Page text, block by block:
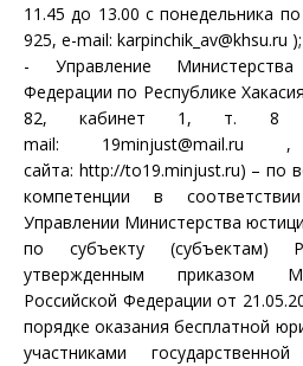
11.45 до 13.00 с понедельника
925, e-mail: karpinchik_av@khsu.ru );
- Управление
Федерации по Республике
82, кабинет 1, т. 8
mail: 19minjust@mail.ru ,
сайта: http://to19.minjust.ru) – по
компетенции в
Управлении Министерства
по субъекту (субъектам)
утвержденным приказом
Российской Федерации от
порядке оказания бесплатной
участниками